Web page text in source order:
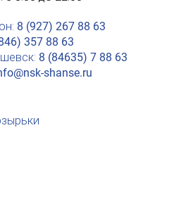
8 (927) 267 88 63
357 88 63
8 (84635) 7 88 63
shanse.ru